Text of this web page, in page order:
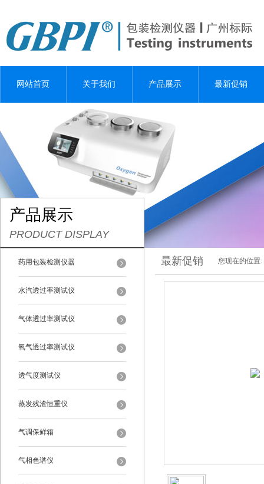
网站首页 关于我们 产品展示 最新促销
产品展示
PRODUCT DISPLAY
药用包装检测仪器
水汽透过率测试仪
气体透过率测试仪
氧气透过率测试仪
透气度测试仪
蒸发残渣恒重仪
气调保鲜箱
气相色谱仪
最新促销 您现在的位置: